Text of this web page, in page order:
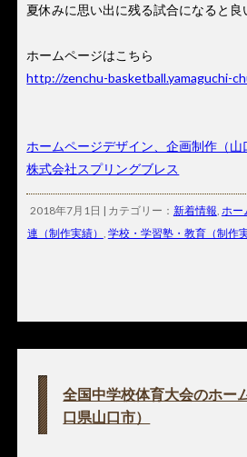
夏休みに思い出に残る試合になると良
ホームページはこちら
http://zenchu-basketball.yamaguchi-
ホームページデザイン、企画制作（山
株式会社スプリングブレス
2018年7月1日 | カテゴリー： 新着情報 ホー
連（制作実績）
学校・学習塾・教育（制作実
全国中学校体育大会のホー
口県山口市）